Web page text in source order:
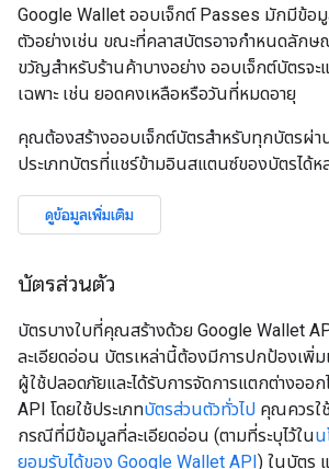
Google Wallet ออบเจ็กต์ Passes มักมีข้อมู
ตัวอย่างเช่น ขณะที่คลาสบัตรอาจกำหนดลัก
ขวัญสำหรับร้านค้าบางอย่าง ออบเจ็กต์บัตรจะ
เฉพาะ เช่น ยอดคงเหลือหรือวันที่หมดอายุ
คุณต้องสร้างออบเจ็กต์บัตรสำหรับทุกบัตรผ่า
ประเภทบัตรที่แชร์ข้ามอินสแตนซ์ของบัตรได้ห
ดูข้อมูลเพิ่มเติม
บัตรส่วนตัว
บัตรบางใบที่คุณสร้างด้วย Google Wallet
ละเอียดอ่อน บัตรเหล่านี้ต้องมีการปกป้องเพิ่
ผู้ใช้ปลอดภัยและได้รับการจัดการแตกต่างออ
API โดยใช้ประเภทบัตรส่วนตัวทั่วไป คุณควรใ
กรณีที่มีข้อมูลที่ละเอียดอ่อน (ตามที่ระบุไว้ในน
ยอมรับได้ของ Google Wallet API) ในบัตร